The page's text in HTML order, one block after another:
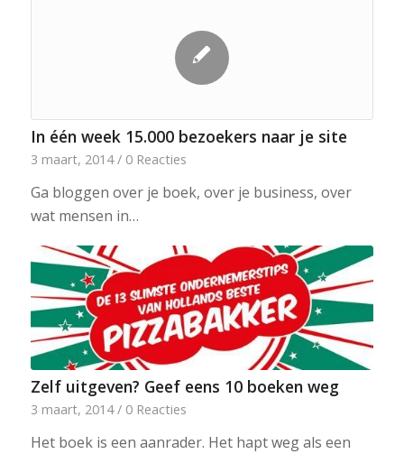
In één week 15.000 bezoekers naar je site
3 maart, 2014 / 0 Reacties
Ga bloggen over je boek, over je business, over
wat mensen in…
Zelf uitgeven? Geef eens 10 boeken weg
3 maart, 2014 / 0 Reacties
Het boek is een aanrader. Het hapt weg als een